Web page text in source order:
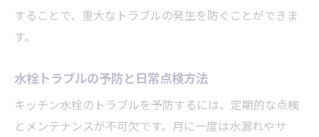
することで、重大なトラブルの発生を防ぐことができま
す。
水栓トラブルの予防と日常点検方法
キッチン水栓のトラブルを予防するには、定期的な点検
とメンテナンスが不可欠です。月に一度は水漏れやサ